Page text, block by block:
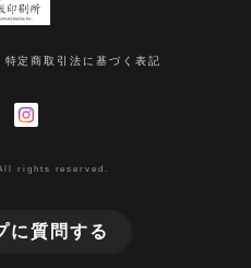
特定商取引法に基づく表記
rights reserved.
に質問する